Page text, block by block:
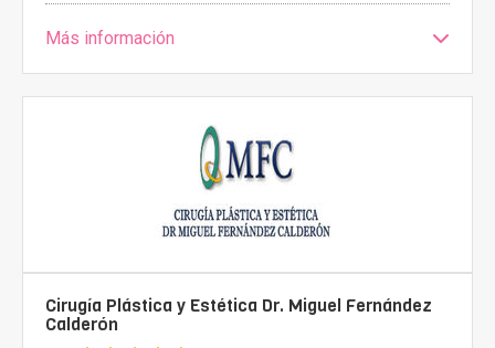
Más información
Cirugía Plástica y Estética Dr. Miguel Fernández
Calderón